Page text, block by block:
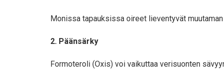
Monissa tapauksissa oireet lieventyvät
2. Päänsärky
Formoteroli (Oxis) voi vaikuttaa verisuonten